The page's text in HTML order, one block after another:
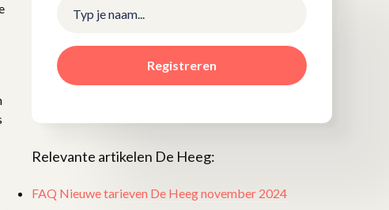
Registreren
Relevante artikelen De Heeg:
FAQ Nieuwe tarieven De Heeg november 2024